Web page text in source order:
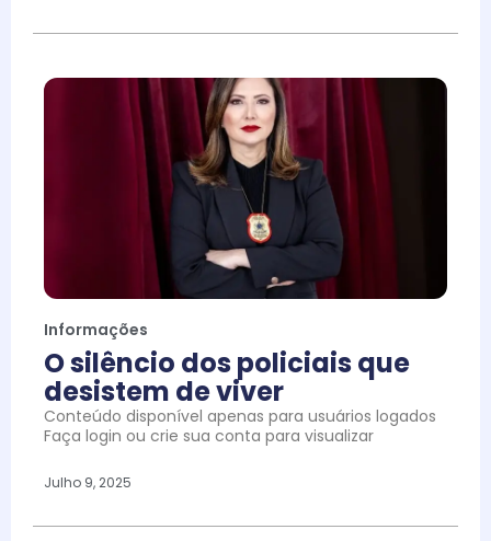
Informações
O silêncio dos policiais que
desistem de viver
Conteúdo disponível apenas para usuários logados
Faça login ou crie sua conta para visualizar
Julho 9, 2025